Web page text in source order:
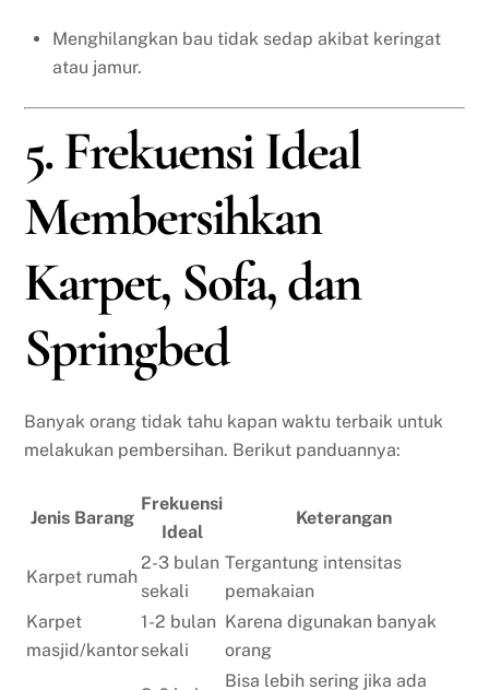
Menghilangkan bau tidak sedap akibat keringat
atau jamur.
5. Frekuensi Ideal
Membersihkan
Karpet, Sofa, dan
Springbed
Banyak orang tidak tahu kapan waktu terbaik untuk
melakukan pembersihan. Berikut panduannya:
Jenis Barang
Frekuensi
Ideal
Keterangan
Karpet rumah
2-3 bulan
sekali
Tergantung intensitas
pemakaian
Karpet
masjid/kantor
1-2 bulan
sekali
Karena digunakan banyak
orang
Bisa lebih sering jika ada